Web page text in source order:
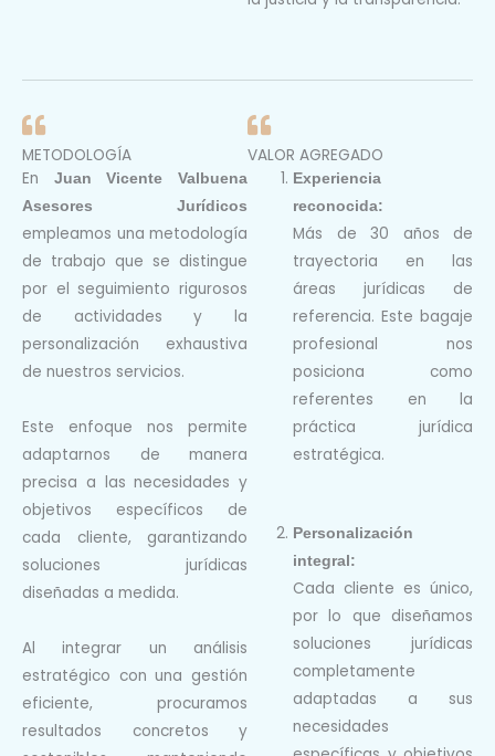
METODOLOGÍA
En
Juan Vicente Valbuena
Asesores Jurídicos
empleamos una metodología
de trabajo que se distingue
por el seguimiento rigurosos
de actividades y la
personalización exhaustiva
de nuestros servicios.
Este enfoque nos permite
adaptarnos de manera
precisa a las necesidades y
objetivos específicos de
cada cliente, garantizando
soluciones jurídicas
diseñadas a medida.
Al integrar un análisis
estratégico con una gestión
eficiente, procuramos
resultados concretos y
VALOR AGREGADO​
Experiencia
reconocida:
Más de 30 años de
trayectoria en las
áreas jurídicas de
referencia. Este bagaje
profesional nos
posiciona como
referentes en la
práctica jurídica
estratégica.
Personalización
integral:
Cada cliente es único,
por lo que diseñamos
soluciones jurídicas
completamente
adaptadas a sus
necesidades